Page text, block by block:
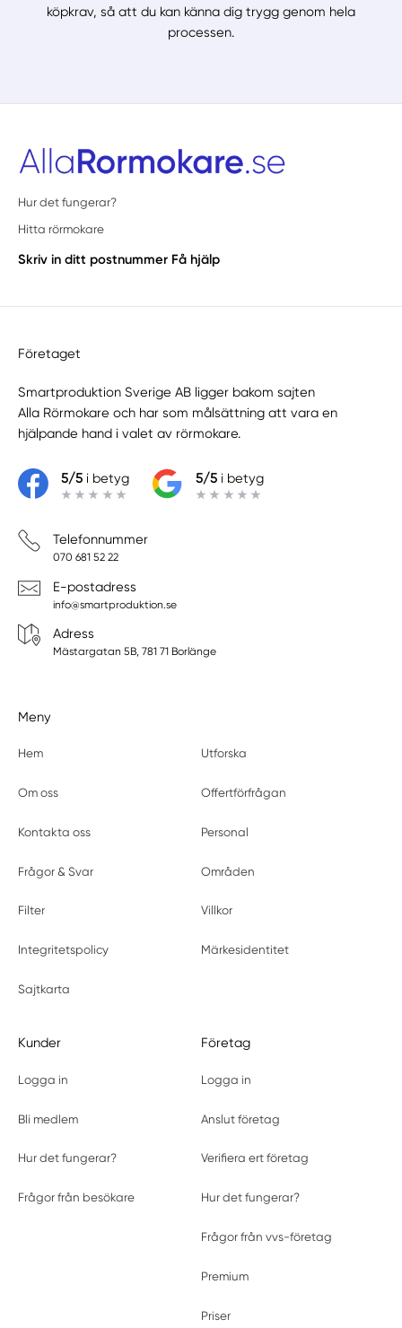
köpkrav, så att du kan känna dig trygg genom hela
processen.
Hur det fungerar?
Hitta rörmokare
Skriv in ditt postnummer Få hjälp
Företaget
Smartproduktion Sverige AB ligger bakom sajten
Alla Rörmokare och har som målsättning att vara en
hjälpande hand i valet av rörmokare.
5/5i betyg 5/5i betyg
Telefonnummer
070 681 52 22
E-postadress
info@smartproduktion.se
Adress
Mästargatan 5B, 781 71 Borlänge
Meny
Hem Utforska
Om oss Offertförfrågan
Kontakta oss Personal
Frågor & Svar Områden
Filter Villkor
Integritetspolicy Märkesidentitet
Sajtkarta
Kunder
Logga in
Bli medlem
Hur det fungerar?
Frågor från besökare
Företag
Logga in
Anslut företag
Verifiera ert företag
Hur det fungerar?
Frågor från vvs-företag
Premium
Priser